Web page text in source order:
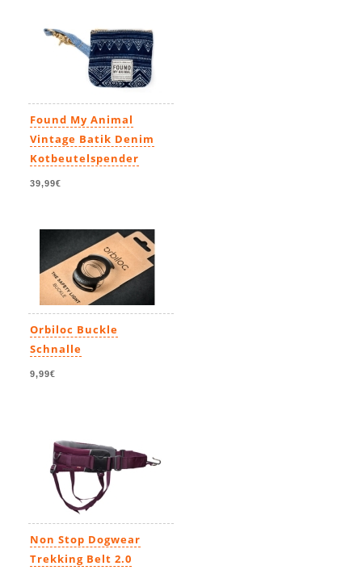
Found My Animal
Vintage Batik Denim
Kotbeutelspender
39,99€
Orbiloc Buckle
Schnalle
9,99€
Non Stop Dogwear
Trekking Belt 2.0